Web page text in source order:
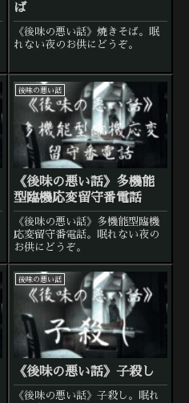
ば
《後味の悪い話》焼きそば。眠
れない夜のお供にどうぞ。
後味の悪い話
《後味の悪い話》多機能
型臨機応変留守番電話
《後味の悪い話》多機能型臨機
応変留守番電話。眠れない夜の
お供にどうぞ。
後味の悪い話
《後味の悪い話》子殺し
《後味の悪い話》子殺し。眠れ